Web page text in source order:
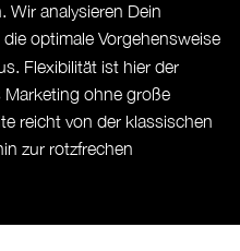
Wir analysieren Dein
optimale Vorgehensweise
Flexibilität ist hier der
Marketing ohne große
reicht von der klassischen
zur rotzfrechen